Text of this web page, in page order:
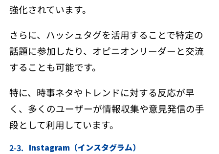
強化されています。
さらに、ハッシュタグを活用することで特定の
話題に参加したり、オピニオンリーダーと交流
することも可能です。
特に、時事ネタやトレンドに対する反応が早
く、多くのユーザーが情報収集や意見発信の手
段として利用しています。
Instagram（インスタグラム）